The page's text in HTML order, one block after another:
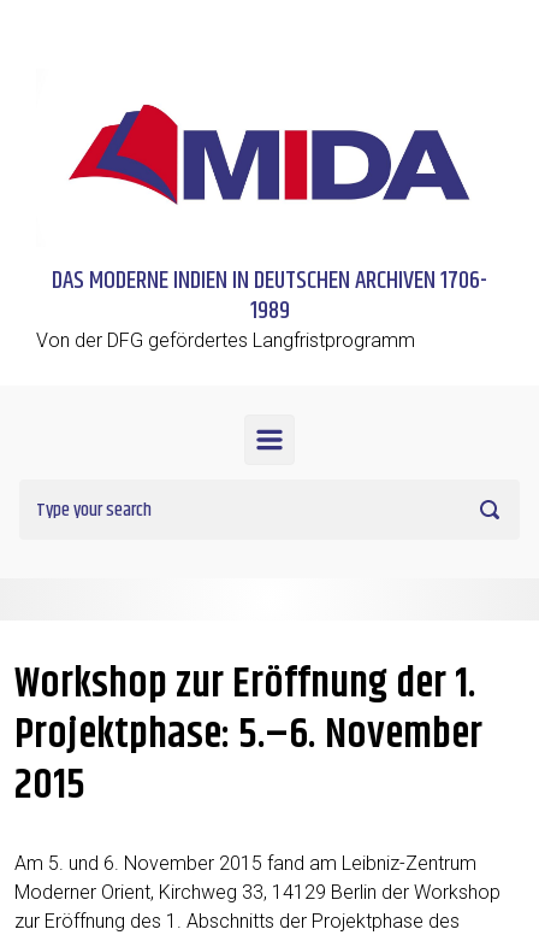
DAS MODERNE INDIEN IN DEUTSCHEN ARCHIVEN 1706-
1989
Von der DFG gefördertes Langfristprogramm
Workshop zur Eröffnung der 1.
Projektphase: 5.–6. November
2015
Am 5. und 6. Novem­ber 2015 fand am Leib­niz-Zen­trum
Mod­ern­er Ori­ent, Kirch­weg 33, 14129 Berlin der Work­shop
zur Eröff­nung des 1. Abschnitts der Pro­jek­t­phase des